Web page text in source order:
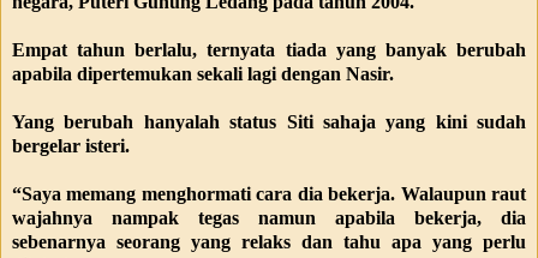
Empat tahun berlalu, ternyata tiada yang banyak berubah
apabila dipertemukan sekali lagi dengan Nasir.
Yang berubah hanyalah status Siti sahaja yang kini sudah
bergelar isteri.
“Saya memang menghormati cara dia bekerja. Walaupun raut
wajahnya nampak tegas namun apabila bekerja, dia
sebenarnya seorang yang relaks dan tahu apa yang perlu